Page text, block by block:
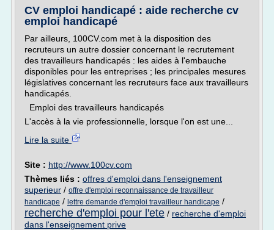
CV emploi handicapé : aide recherche cv
emploi handicapé
Par ailleurs, 100CV.com met à la disposition des
recruteurs un autre dossier concernant le recrutement
des travailleurs handicapés : les aides à l'embauche
disponibles pour les entreprises ; les principales mesures
législatives concernant les recruteurs face aux travailleurs
handicapés.
Emploi des travailleurs handicapés
L'accès à la vie professionnelle, lorsque l'on est une...
Lire la suite
Site : http://www.100cv.com
Thèmes liés : offres d'emploi dans l'enseignement
superieur / offre d'emploi reconnaissance de travailleur
handicape / lettre demande d'emploi travailleur handicape /
recherche d'emploi pour l'ete / recherche d'emploi
dans l'enseignement prive